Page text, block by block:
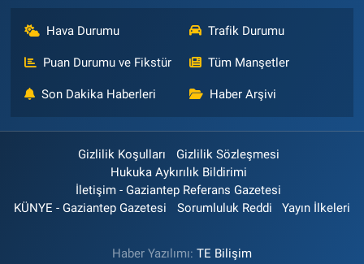
Hava Durumu Trafik Durumu
Puan Durumu ve Fikstür Tüm Manşetler
Son Dakika Haberleri Haber Arşivi
Gizlilik Koşulları
Gizlilik Sözleşmesi
Hukuka Aykırılık Bildirimi
İletişim - Gaziantep Referans Gazetesi
KÜNYE - Gaziantep Gazetesi
Sorumluluk Reddi Yayın İlkeleri
Haber Yazılımı: TE Bilişim